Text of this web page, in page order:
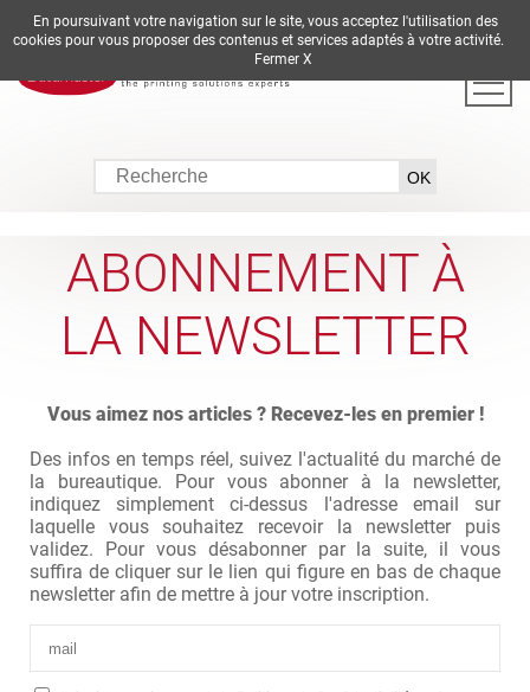
DE EN ES FR IT
ABONNEMENT À
LA NEWSLETTER
Vous aimez nos articles ? Recevez-les en premier !
Des infos en temps réel, suivez l'actualité du marché de
la bureautique. Pour vous abonner à la newsletter,
indiquez simplement ci-dessus l'adresse email sur
laquelle vous souhaitez recevoir la newsletter puis
validez. Pour vous désabonner par la suite, il vous
suffira de cliquer sur le lien qui figure en bas de chaque
newsletter afin de mettre à jour votre inscription.
En poursuivant votre navigation sur le site, vous acceptez l'utilisation des
cookies pour vous proposer des contenus et services adaptés à votre activité.
Fermer X